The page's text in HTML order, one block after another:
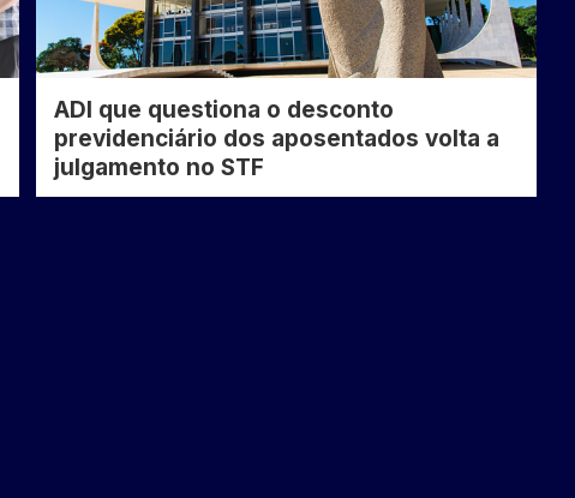
ADI que questiona o desconto
previdenciário dos aposentados volta a
julgamento no STF